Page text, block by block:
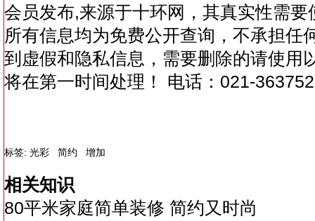
会员发布,来源于十环网，其真实性需
所有信息均为免费公开查询，不承担任
到虚假和隐私信息，需要删除的请使用
将在第一时间处理！ 电话：021-
标签: 光彩 简约 增加
相关知识
80平米家庭简单装修 简约又时尚